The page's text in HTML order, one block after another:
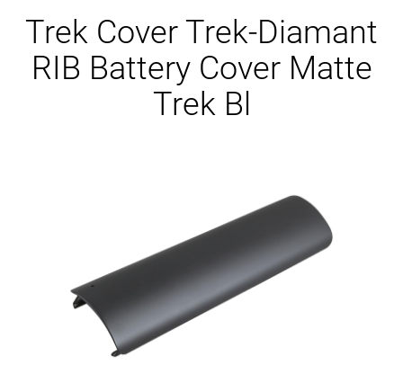
Trek Cover Trek-Diamant
RIB Battery Cover Matte
Trek Bl